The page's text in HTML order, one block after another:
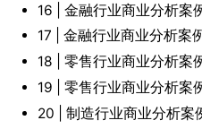
16 | 金融行业商业分析案
17 | 金融行业商业分析案
18 | 零售行业商业分析案
19 | 零售行业商业分析案
20 | 制造行业商业分析案